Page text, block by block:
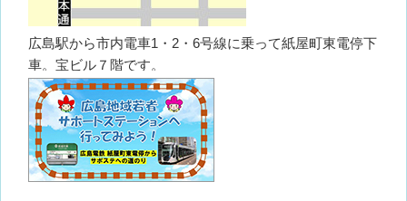
広島駅から市内電車1・2・6号線に乗って紙屋町東電停下
車。宝ビル７階です。